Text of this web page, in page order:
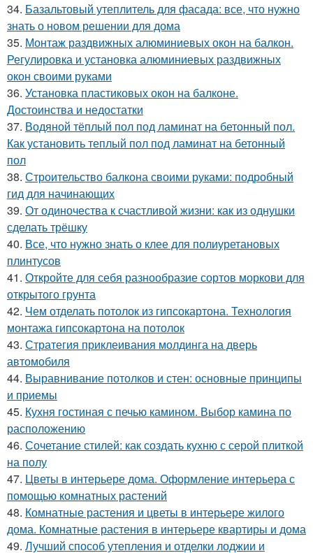
34. Базальтовый утеплитель для фасада: все, что нужно
знать о новом решении для дома
35. Монтаж раздвижных алюминиевых окон на балкон.
Регулировка и установка алюминиевых раздвижных
окон своими руками
36. Установка пластиковых окон на балконе.
Достоинства и недостатки
37. Водяной тёплый пол под ламинат на бетонный пол.
Как установить теплый пол под ламинат на бетонный
пол
38. Строительство балкона своими руками: подробный
гид для начинающих
39. От одиночества к счастливой жизни: как из однушки
сделать трёшку
40. Все, что нужно знать о клее для полиуретановых
плинтусов
41. Откройте для себя разнообразие сортов моркови для
открытого грунта
42. Чем отделать потолок из гипсокартона. Технология
монтажа гипсокартона на потолок
43. Стратегия приклеивания молдинга на дверь
автомобиля
44. Выравнивание потолков и стен: основные принципы
и приемы
45. Кухня гостиная с печью камином. Выбор камина по
расположению
46. Сочетание стилей: как создать кухню с серой плиткой
на полу
47. Цветы в интерьере дома. Оформление интерьера с
помощью комнатных растений
48. Комнатные растения и цветы в интерьере жилого
дома. Комнатные растения в интерьере квартиры и дома
49. Лучший способ утепления и отделки лоджии и